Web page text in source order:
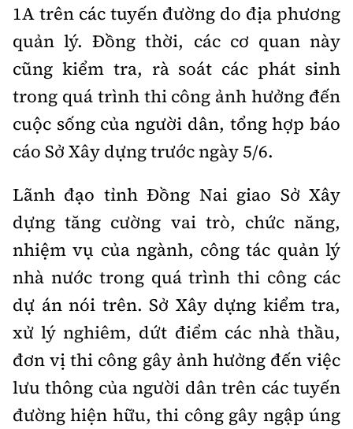
1A trên các tuyến đường do địa phương
quản lý. Đồng thời, các cơ quan này
cũng kiểm tra, rà soát các phát sinh
trong quá trình thi công ảnh hưởng đến
cuộc sống của người dân, tổng hợp báo
cáo Sở Xây dựng trước ngày 5/6.
Lãnh đạo tỉnh Đồng Nai giao Sở Xây
dựng tăng cường vai trò, chức năng,
nhiệm vụ của ngành, công tác quản lý
nhà nước trong quá trình thi công các
dự án nói trên. Sở Xây dựng kiểm tra,
xử lý nghiêm, dứt điểm các nhà thầu,
đơn vị thi công gây ảnh hưởng đến việc
lưu thông của người dân trên các tuyến
đường hiện hữu, thi công gây ngập úng